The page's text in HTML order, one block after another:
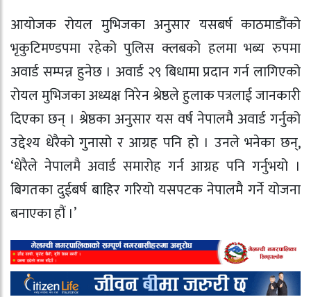
आयोजक रोयल मुभिजका अनुसार यसबर्ष काठमाडौंको
भृकुटिमण्डपमा रहेको पुलिस क्लबको हलमा भब्य रुपमा
अवार्ड सम्पन्न हुनेछ । अवार्ड २९ बिधामा प्रदान गर्न लागिएको
रोयल मुभिजका अध्यक्ष निरेन श्रेष्ठले हुलाक पत्रलाई जानकारी
दिएका छन् । श्रेष्ठका अनुसार यस वर्ष नेपालमै अवार्ड गर्नुको
उद्देश्य धेरैको गुनासो र आग्रह पनि हो । उनले भनेका छन्,
‘धेरैले नेपालमै अवार्ड समारोह गर्न आग्रह पनि गर्नुभयो ।
बिगतका दुईबर्ष बाहिर गरियो यसपटक नेपालमै गर्ने योजना
बनाएका हौं ।’